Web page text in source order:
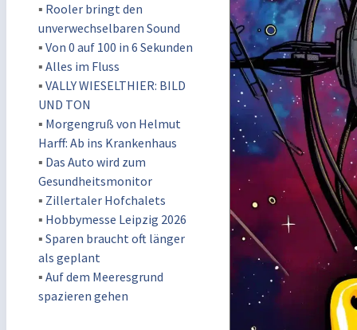
▪ Rooler bringt den
unverwechselbaren Sound
▪ Von 0 auf 100 in 6 Sekunden
▪ Alles im Fluss
▪ VALLY WIESELTHIER: BILD
UND TON
▪ Morgengruß von Helmut
Harff: Ab ins Krankenhaus
▪ Das Auto wird zum
Gesundheitsmonitor
▪ Zillertaler Hofchalets
▪ Hobbymesse Leipzig 2026
▪ Sparen braucht oft länger
als geplant
▪ Auf dem Meeresgrund
spazieren gehen